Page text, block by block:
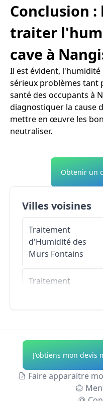
Conclusion
traiter
cave à
Il est évident, l'humidité
sérieux problèmes tant
santé des occupants à
diagnostiquer la cause
mettre en œuvre les
neutraliser.
Obtenir un
Villes voisines
Traitement
d'Humidité des
Murs Fontains
Traitement
Traitement
d'Humidité des
Murs La Chapelle-
Rablais
J'obtiens mon
Faire apparaitre